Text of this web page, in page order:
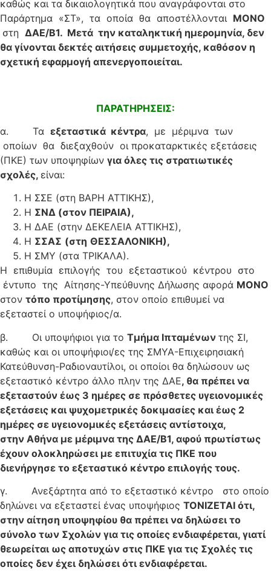
καθώς και τα δικαιολογητικά που αναγράφονται στο
Παράρτημα «ΣΤ», τα οποία θα αποστέλλονται ΜΟΝΟ
στη ΔΑΕ/Β1. Μετά την καταληκτική ημερομηνία, δεν
θα γίνονται δεκτές αιτήσεις συμμετοχής, καθόσον η
σχετική εφαρμογή απενεργοποιείται.
ΠΑΡΑΤΗΡΗΣΕΙΣ:
α. Τα εξεταστικά κέντρα, με μέριμνα των
οποίων θα διεξαχθούν οι προκαταρκτικές εξετάσεις
(ΠΚΕ) των υποψηφίων για όλες τις στρατιωτικές
σχολές, είναι:
Η ΣΣΕ (στη ΒΑΡΗ ΑΤΤΙΚΗΣ),
Η ΣΝΔ (στον ΠΕΙΡΑΙΑ),
Η ΔΑΕ (στην ΔΕΚΕΛΕΙΑ ΑΤΤΙΚΗΣ),
Η ΣΣΑΣ (στη ΘΕΣΣΑΛΟΝΙΚΗ),
Η ΣΜΥ (στα ΤΡΙΚΑΛΑ).
Η επιθυμία επιλογής του εξεταστικού κέντρου στο
έντυπο της Αίτησης-Υπεύθυνης Δήλωσης αφορά ΜΟΝΟ
στον τόπο προτίμησης, στον οποίο επιθυμεί να
εξεταστεί ο υποψήφιος/α.
β. Οι υποψήφιοι για το Τμήμα Ιπταμένων της ΣΙ,
καθώς και οι υποψήφιοι/ες της ΣΜΥΑ-Επιχειρησιακή
Κατεύθυνση-Ραδιοναυτίλοι, οι οποίοι θα δηλώσουν ως
εξεταστικό κέντρο άλλο πλην της ΔΑΕ, θα πρέπει να
εξεταστούν έως 3 ημέρες σε πρόσθετες υγειονομικές
εξετάσεις και ψυχομετρικές δοκιμασίες και έως 2
ημέρες σε υγειονομικές εξετάσεις αντίστοιχα,
στην Αθήνα με μέριμνα της ΔΑΕ/Β1, αφού πρωτίστως
έχουν ολοκληρώσει με επιτυχία τις ΠΚΕ που
διενήργησε το εξεταστικό κέντρο επιλογής τους.
γ. Ανεξάρτητα από το εξεταστικό κέντρο στο οποίο
δηλώνει να εξεταστεί ένας υποψήφιος ΤΟΝΙΖΕΤΑΙ ότι,
στην αίτηση υποψηφίου θα πρέπει να δηλώσει το
σύνολο των Σχολών για τις οποίες ενδιαφέρεται, γιατί
θεωρείται ως αποτυχών στις ΠΚΕ για τις Σχολές τις
οποίες δεν έχει δηλώσει ότι ενδιαφέρεται.